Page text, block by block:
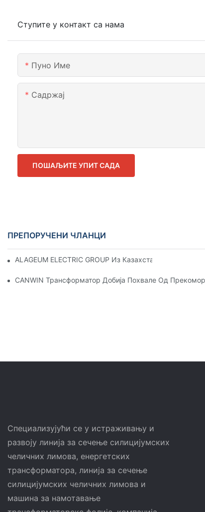
Ступите у контакт са нама
Пуно Име
Садржај
ПОШАЉИТЕ УПИТ САДА
ПРЕПОРУЧЕНИ ЧЛАНЦИ
ALAGEUM ELECTRIC GROUP Из Казахстана Је
CANWIN Трансформатор Добија Похвале Од
Специализујући се у истраживању и
развоју линија за сечење силицијумских
челичних лимова, енергетских
трансформатора, линија за сечење
силицијумских челичних лимова и
машина за намотавање